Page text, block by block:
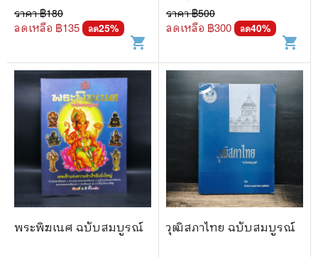
ราคา ฿180
ลดเหลือ ฿135 ลด25%
shopping_cart
สมบูรณ์ ณ 1 ม.ค.2563
ราคา ฿500
ลดเหลือ ฿300 ลด40%
shopping_cart
พระพิฆเนศ ฉบับสมบูรณ์ วุฒิสภาไทย ฉบับสมบูรณ์